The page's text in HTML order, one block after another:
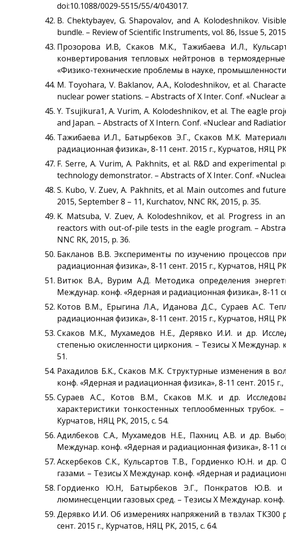
doi:10.1088/0029-5515/55/4/043017.
B. Chektybayev, G. Shapovalov, and A. Kolodeshnikov.
bundle. – Review of Scientific Instruments, vol. 86, Issue 5,
Прозорова И.В, Скаков М.К., Тажибаева И.Л.,
конвертирования тепловых нейтронов в
«Физико-технические проблемы в науке,
M. Toyohara, V. Baklanov, A.A., Kolodeshnikov, et al.
nuclear power stations. – Abstracts of X Inter. Conf. «Nuclear
Y. Tsujikura1, A. Vurim, A. Kolodeshnikov, et al. The eagle
and Japan. – Abstracts of X Intern. Conf. «Nuclear and
Тажибаева И.Л., Батырбеков Э.Г., Скаков М.К.
радиационная физика», 8-11 сент. 2015 г., Курчатов, НЯЦ
F. Serre, A. Vurim, A. Pakhnits, et al. R&D and
technology demonstrator. – Abstracts of X Inter. Conf.
S. Kubo, V. Zuev, A. Pakhnits, et al. Main outcomes and
2015, September 8 – 11, Kurchatov, NNC RK, 2015, p. 35.
K. Matsuba, V. Zuev, A. Kolodeshnikov, et al. Progress in
reactors with out-of-pile tests in the eagle program. –
NNC RK, 2015, p. 36.
Бакланов В.В. Эксперименты по изучению процессов
радиационная физика», 8-11 сент. 2015 г., Курчатов, НЯЦ
Витюк В.А., Вурим А.Д. Методика определения
Междунар. конф. «Ядерная и радиационная физика», 8-11
Котов В.М., Ерыгина Л.А., Иданова Д.С., Сураев А.С.
радиационная физика», 8-11 сент. 2015 г., Курчатов, НЯЦ
Скаков М.К., Мухамедов Н.Е., Дерявко И.И. и др.
степенью окисленности циркония. – Тезисы Х Междунар.
51.
Рахадилов Б.К., Скаков М.К. Структурные изменения в
конф. «Ядерная и радиационная физика», 8-11 сент. 2015
Сураев А.С., Котов В.М., Скаков М.К. и др.
характеристики тонкостенных теплообменных
Курчатов, НЯЦ РК, 2015, с. 54.
Адилбеков С.А., Мухамедов Н.Е., Пахниц А.В. и др.
Междунар. конф. «Ядерная и радиационная физика», 8-11
Аскербеков С.К., Кульсартов Т.В., Гордиенко Ю.Н. и др.
газами. – Тезисы Х Междунар. конф. «Ядерная и
Гордиенко Ю.Н, Батырбеков Э.Г., Понкратов Ю.В. и
люминесценции газовых сред. – Тезисы Х Междунар. конф.
Дерявко И.И. Об измерениях напряжений в твэлах ТК300
сент. 2015 г., Курчатов, НЯЦ РК, 2015, с. 64.